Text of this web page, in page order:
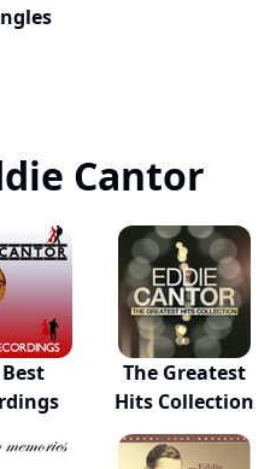
Cantor
The Greatest
Hits Collection